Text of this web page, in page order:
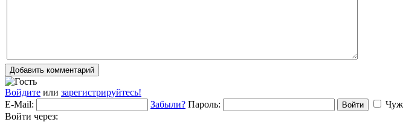
Добавить комментарий
Войдите или зарегистрируйтесь!
E-Mail:
Забыли? Пароль: Войти
Войти через: